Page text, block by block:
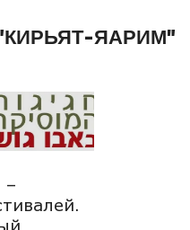
"КИРЬЯТ-ЯАРИМ"
–